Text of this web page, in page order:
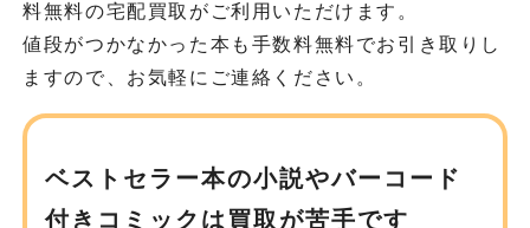
料無料の宅配買取がご利用いただけます。
値段がつかなかった本も手数料無料でお引き取りし
ますので、お気軽にご連絡ください。
ベストセラー本の小説やバーコード
付きコミックは買取が苦手です